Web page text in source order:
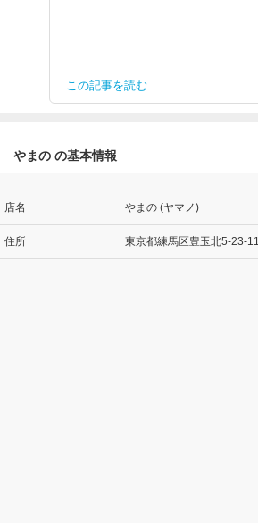
この記事を読む
やまの の基本情報
店名 やまの (ヤマノ)
住所 東京都練馬区豊玉北5-23-11